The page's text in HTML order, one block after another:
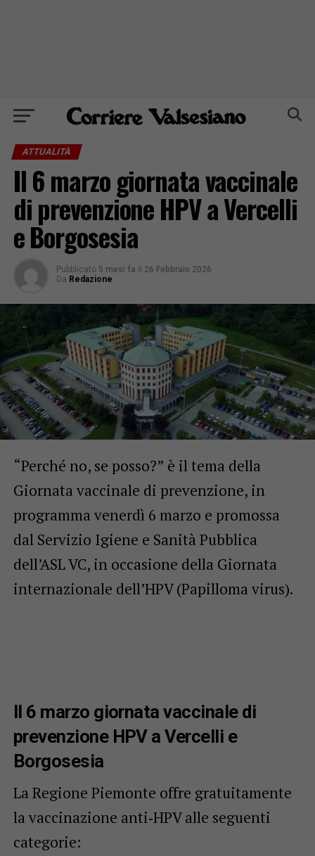
ATTUALITÀ
Il 6 marzo giornata vaccinale
di prevenzione HPV a Vercelli
e Borgosesia
Pubblicato 5 mesi fa il 26 Febbraio 2026
Da Redazione
“Perché no, se posso?” è il tema della
Giornata vaccinale di prevenzione, in
programma venerdì 6 marzo e promossa
dal Servizio Igiene e Sanità Pubblica
dell’ASL VC, in occasione della Giornata
internazionale dell’HPV (Papilloma virus).
Il 6 marzo giornata vaccinale di
prevenzione HPV a Vercelli e
Borgosesia
La Regione Piemonte offre gratuitamente
la vaccinazione anti‑HPV alle seguenti
categorie: